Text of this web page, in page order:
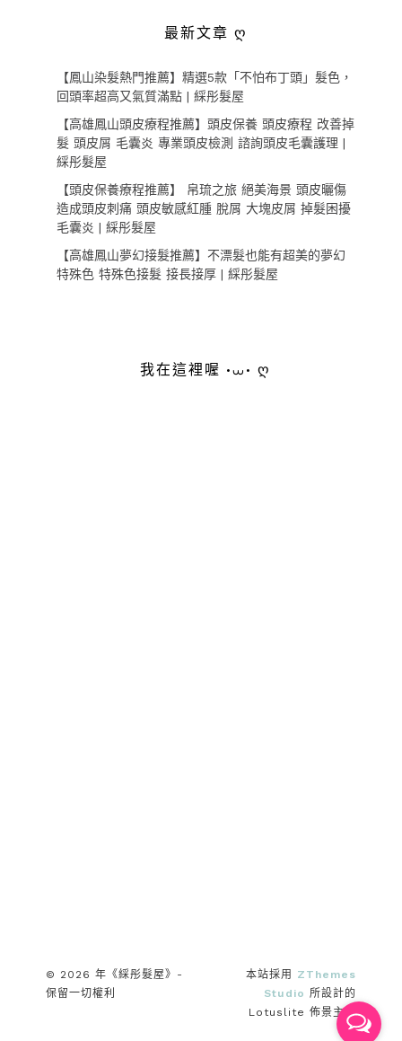
最新文章 ღ
【鳳山染髮熱門推薦】精選5款「不怕布丁頭」髮色，
回頭率超高又氣質滿點 | 綵彤髮屋
【高雄鳳山頭皮療程推薦】頭皮保養 頭皮療程 改善掉
髮 頭皮屑 毛囊炎 專業頭皮檢測 諮詢頭皮毛囊護理 |
綵彤髮屋
【頭皮保養療程推薦】 帛琉之旅 絕美海景 頭皮曬傷
造成頭皮刺痛 頭皮敏感紅腫 脫屑 大塊皮屑 掉髮困擾
毛囊炎 | 綵彤髮屋
【高雄鳳山夢幻接髮推薦】不漂髮也能有超美的夢幻
特殊色 特殊色接髮 接長接厚 | 綵彤髮屋
我在這裡喔 •⩊• ღ
© 2026 年《綵彤髮屋》-
保留一切權利
本站採用 ZThemes
Studio 所設計的
Lotuslite 佈景主題